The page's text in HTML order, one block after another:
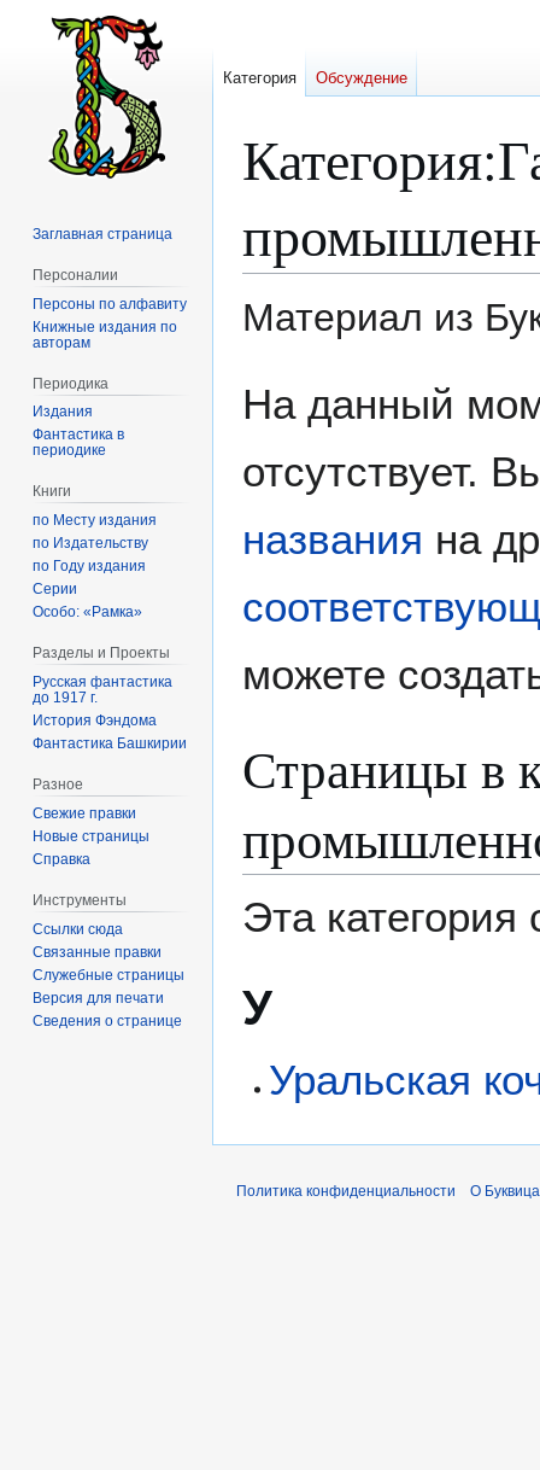
Категория:
Материал из
На данный
отсутствует.
названия на
можете
Страницы в
Эта
У
Уральская
Категория Обсуждение
Заглавная страница
Персоналии
Персоны по алфавиту
Книжные издания по
авторам
Периодика
Издания
Фантастика в
периодике
Книги
по Месту издания
по Издательству
по Году издания
Серии
Особо: «Рамка»
Разделы и Проекты
Русская фантастика
до 1917 г.
История Фэндома
Фантастика Башкирии
Разное
Свежие правки
Новые страницы
Справка
Инструменты
Ссылки сюда
Связанные правки
Служебные страницы
Версия для печати
Сведения о странице
Политика конфиденциальности О Буквица